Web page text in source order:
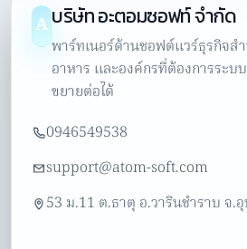
Aบริษัท อะตอมซอฟท์ จำกัด
พาร์ทเนอร์ด้านซอฟต์แวร์ธุรกิจส
อาหาร และองค์กรที่ต้องการระบ
ขยายต่อได้
0946549538
support@atom-soft.com
53 ม.11 ต.ธาตุ อ.วารินชำราบ จ.